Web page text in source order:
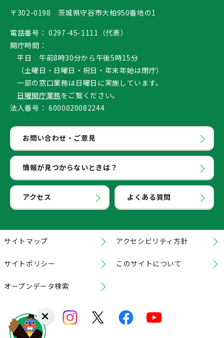
〒302-0198 茨城県守谷市大柏950番地の1
電話番号： 0297-45-1111（代表）
開庁時間：
平日 午前8時30分から午後5時15分
（土曜日・日曜日・祝日・年末年始は閉庁）
一部の窓口業務は日曜日に実施しています。
日曜開庁業務をご覧ください。
法人番号： 6000020082244
お問い合わせ・ご意見
情報が見つからないときは？
アクセス よくある質問
サイトマップ アクセシビリティ方針
サイトポリシー このサイトについて
オープンデータ検索